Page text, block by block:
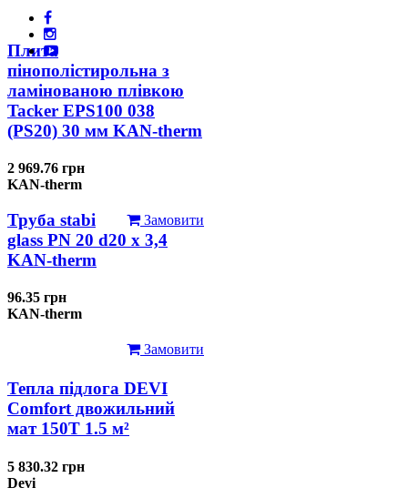
Плита
пінополістирольна з
ламінованою плівкою
Tacker EPS100 038
(PS20) 30 мм KAN-therm
2 969.76 грн
KAN-therm
Замовити
Труба stabi
glass PN 20 d20 х 3,4
KAN-therm
96.35 грн
KAN-therm
Замовити
Тепла підлога DEVI
Comfort двожильний
мат 150T 1.5 м²
5 830.32 грн
Devi